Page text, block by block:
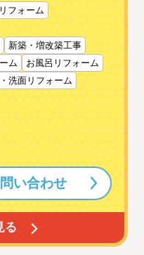
フォーム
新築・増改築工事
ム
お風呂リフォーム
洗面リフォーム
る
い合わせ